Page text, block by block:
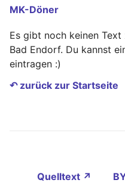
MK-Döner
Es gibt noch keinen
Bad Endorf. Du kannst
eintragen :)
↶ zurück zur Startseite
Quelltext ↗